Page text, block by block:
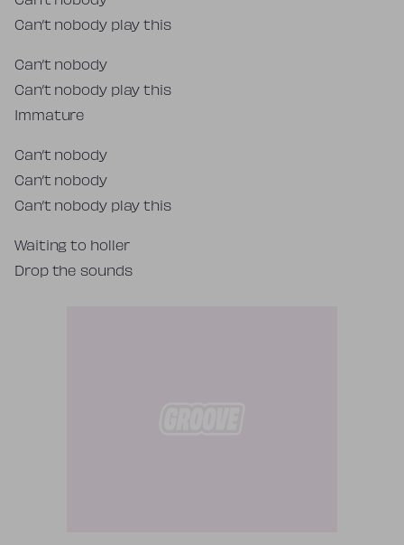
Can’t nobody play this
Can’t nobody
Can’t nobody play this
Immature
Can’t nobody
Can’t nobody
Can’t nobody play this
Waiting to holler
Drop the sounds